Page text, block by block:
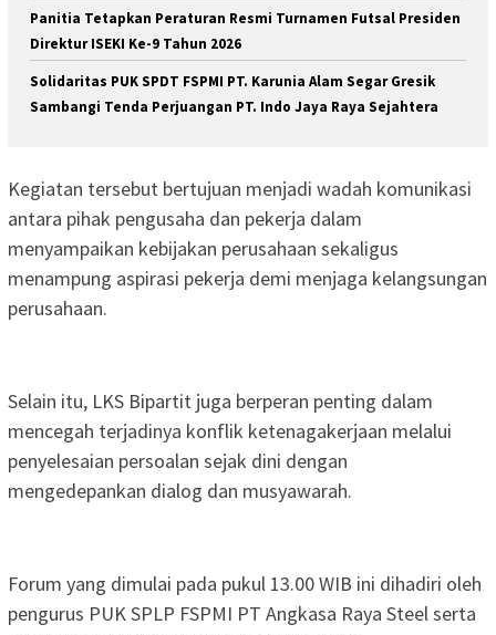
Panitia Tetapkan Peraturan Resmi Turnamen Futsal Presiden
Direktur ISEKI Ke-9 Tahun 2026
Solidaritas PUK SPDT FSPMI PT. Karunia Alam Segar Gresik
Sambangi Tenda Perjuangan PT. Indo Jaya Raya Sejahtera
Kegiatan tersebut bertujuan menjadi wadah komunikasi
antara pihak pengusaha dan pekerja dalam
menyampaikan kebijakan perusahaan sekaligus
menampung aspirasi pekerja demi menjaga kelangsungan
perusahaan.
Selain itu, LKS Bipartit juga berperan penting dalam
mencegah terjadinya konflik ketenagakerjaan melalui
penyelesaian persoalan sejak dini dengan
mengedepankan dialog dan musyawarah.
Forum yang dimulai pada pukul 13.00 WIB ini dihadiri oleh
pengurus PUK SPLP FSPMI PT Angkasa Raya Steel serta